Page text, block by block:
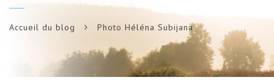
Accueil du blog Photo Héléna Subijana